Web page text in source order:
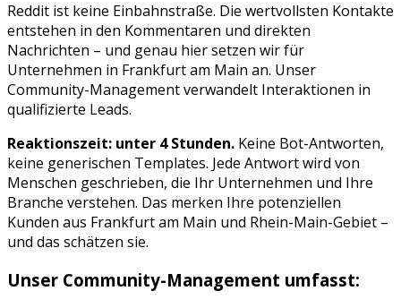
Reddit ist keine Einbahnstraße. Die wertvollsten Kontakte
entstehen in den Kommentaren und direkten
Nachrichten – und genau hier setzen wir für
Unternehmen in Frankfurt am Main an. Unser
Community-Management verwandelt Interaktionen in
qualifizierte Leads.
Reaktionszeit: unter 4 Stunden. Keine Bot-Antworten,
keine generischen Templates. Jede Antwort wird von
Menschen geschrieben, die Ihr Unternehmen und Ihre
Branche verstehen. Das merken Ihre potenziellen
Kunden aus Frankfurt am Main und Rhein-Main-Gebiet –
und das schätzen sie.
Unser Community-Management umfasst: